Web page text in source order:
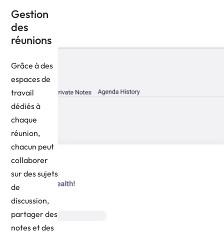
Gestion
des
réunions
Grâce à des
espaces de
travail
dédiés à
chaque
réunion,
chacun peut
collaborer
sur des sujets
de
discussion,
partager des
notes et des